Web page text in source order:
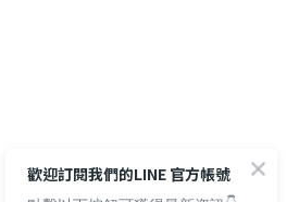
歡迎訂閱我們的LINE 官方帳號